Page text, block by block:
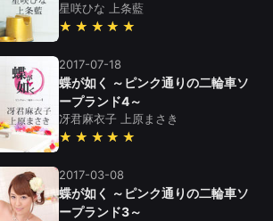
星咲ひな 上条藍
★★★★★
2017-07-18
蝶が如く ～ピンク通りの二輪車ソ
ープランド4～
冴君麻衣子 上原まさき
★★★★★
2017-03-08
蝶が如く ～ピンク通りの二輪車ソ
ープランド3～